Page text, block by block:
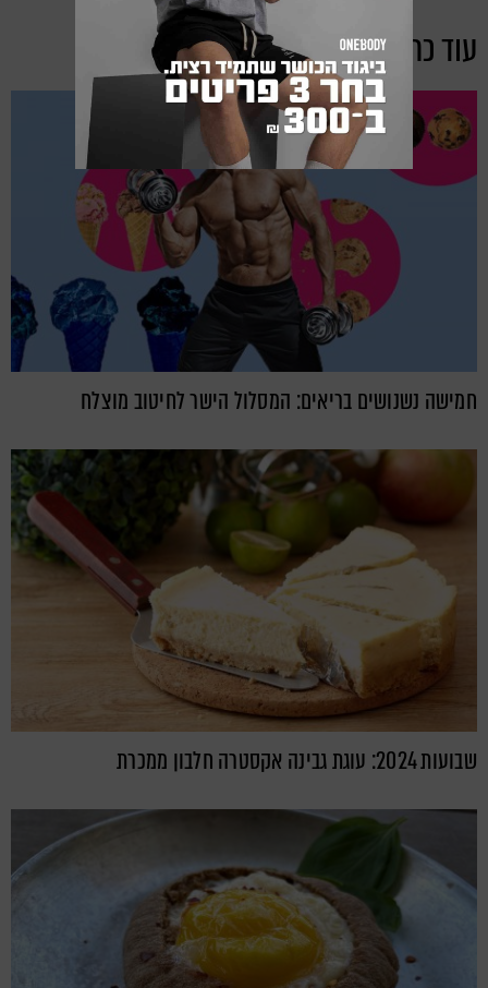
עוד כתבות מקטגוריית:מתכוני בריאות
חמישה נשנושים בריאים: המסלול הישר לחיטוב מוצלח
שבועות 2024: עוגת גבינה אקסטרה חלבון ממכרת